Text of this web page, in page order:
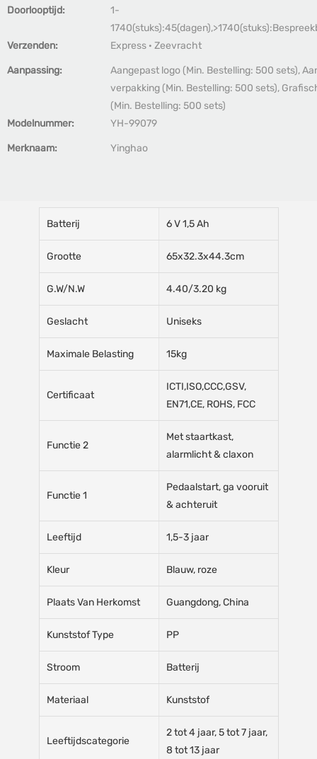
Doorlooptijd:
1-
Verzenden:
Express · Zeevracht
Aanpassing:
Aangepast logo (Min. Bestelling: 500 sets),
verpakking (Min. Bestelling: 500 sets),
(Min. Bestelling: 500 sets)
Modelnummer:
YH-99079
Merknaam: Yinghao
Batterij 6 V 1,5 Ah
Grootte 65x32.3x44.3cm
G.W/N.W 4.40/3.20 kg
Geslacht Uniseks
Maximale Belasting 15kg
Certificaat
ICTI,ISO,CCC,GSV,
EN71,CE, ROHS, FCC
Functie 2
Met staartkast,
alarmlicht & claxon
Functie 1
Pedaalstart, ga vooruit
& achteruit
Leeftijd 1,5-3 jaar
Kleur Blauw, roze
Plaats Van Herkomst Guangdong, China
Kunststof Type PP
Stroom Batterij
Materiaal Kunststof
Leeftijdscategorie
2 tot 4 jaar, 5 tot 7 jaar,
8 tot 13 jaar